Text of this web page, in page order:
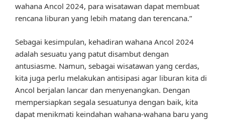
wahana Ancol 2024, para wisatawan dapat membuat
rencana liburan yang lebih matang dan terencana.”
Sebagai kesimpulan, kehadiran wahana Ancol 2024
adalah sesuatu yang patut disambut dengan
antusiasme. Namun, sebagai wisatawan yang cerdas,
kita juga perlu melakukan antisipasi agar liburan kita di
Ancol berjalan lancar dan menyenangkan. Dengan
mempersiapkan segala sesuatunya dengan baik, kita
dapat menikmati keindahan wahana-wahana baru yang